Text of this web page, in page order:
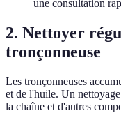
une consultation
2. Nettoyer
tronçonneuse
Les tronçonneuses
et de l'huile. Un
la chaîne et d'autres